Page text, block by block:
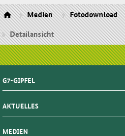
Medien Fotodownload
Detailansicht
G7-GIPFEL
AKTUELLES
MEDIEN